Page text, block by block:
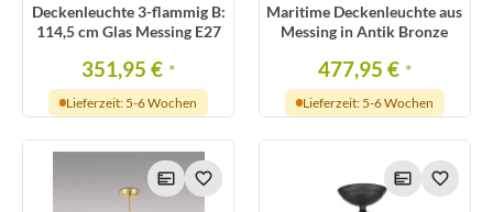
Deckenleuchte 3-flammig B:
114,5 cm Glas Messing E27
351,95 € *
Lieferzeit: 5-6 Wochen
Maritime Deckenleuchte aus
Messing in Antik Bronze
477,95 € *
Lieferzeit: 5-6 Wochen